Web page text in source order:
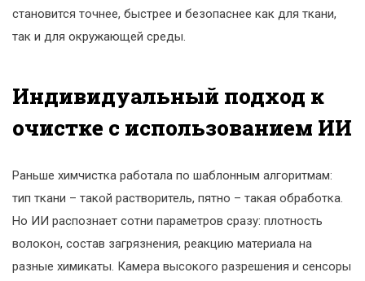
становится точнее, быстрее и безопаснее как для ткани,
так и для окружающей среды.
Индивидуальный подход к
очистке с использованием ИИ
Раньше химчистка работала по шаблонным алгоритмам:
тип ткани – такой растворитель, пятно – такая обработка.
Но ИИ распознает сотни параметров сразу: плотность
волокон, состав загрязнения, реакцию материала на
разные химикаты. Камера высокого разрешения и сенсоры